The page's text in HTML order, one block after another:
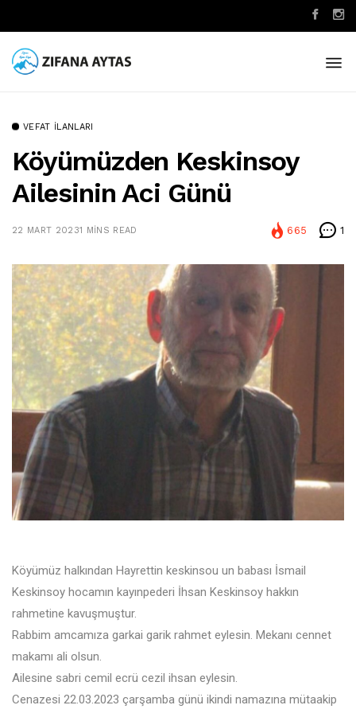
VEFAT İLANLARI
Köyümüzden Keskinsoy
Ailesinin Aci Günü
22 MART 20231 MINS READ 665 1
Köyümüz halkından Hayrettin keskinsou un babası İsmail
Keskinsoy hocamın kayınpederi İhsan Keskinsoy hakkın
rahmetine kavuşmuştur.
Rabbim amcamıza garkai garik rahmet eylesin. Mekanı cennet
makamı ali olsun.
Ailesine sabri cemil ecrü cezil ihsan eylesin.
Cenazesi 22.03.2023 çarşamba günü ikindi namazına mütaakip